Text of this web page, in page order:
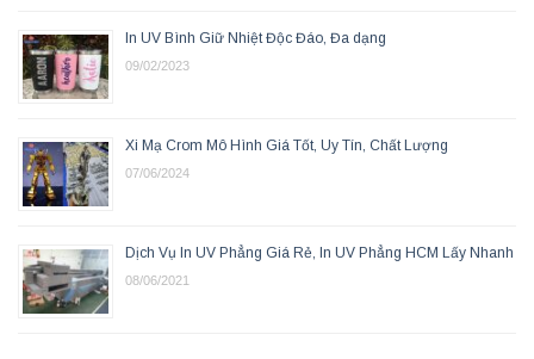
In UV Bình Giữ Nhiệt Độc Đáo, Đa dạng
09/02/2023
Xi Mạ Crom Mô Hình Giá Tốt, Uy Tín, Chất Lượng
07/06/2024
Dịch Vụ In UV Phẳng Giá Rẻ, In UV Phẳng HCM Lấy Nhanh
08/06/2021